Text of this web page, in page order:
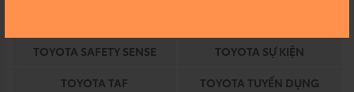
TOYOTA SAFETY SENSE
TOYOTA SỰ KIỆN
TOYOTA TAF
TOYOTA TUYỂN DỤNG